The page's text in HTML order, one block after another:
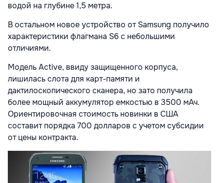
водой на глубине 1,5 метра.
В остальном новое устройство от Samsung получило
характеристики флагмана S6 с небольшими
отличиями.
Модель Active, ввиду защищенного корпуса,
лишилась слота для карт-памяти и
дактилоскопического сканера, но зато получила
более мощный аккумулятор емкостью в 3500 мАч.
Ориентировочная стоимость новинки в США
составит порядка 700 долларов с учетом субсидии
от цены контракта.